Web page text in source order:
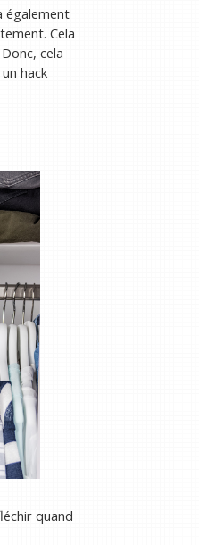
également
Cela
cela
hack
quand